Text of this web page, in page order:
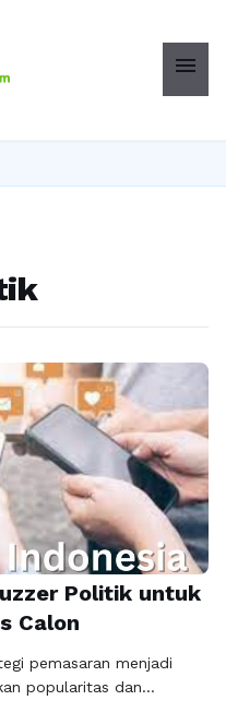
menu
Politik untuk
Calon
pemasaran menjadi
popularitas dan